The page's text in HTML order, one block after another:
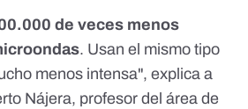
de veces menos
. Usan el mismo tipo
menos intensa", explica a
Nájera, profesor del área de